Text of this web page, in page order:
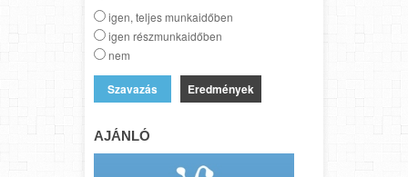
igen, teljes munkaidőben
igen részmunkaidőben
nem
Eredmények
AJÁNLÓ